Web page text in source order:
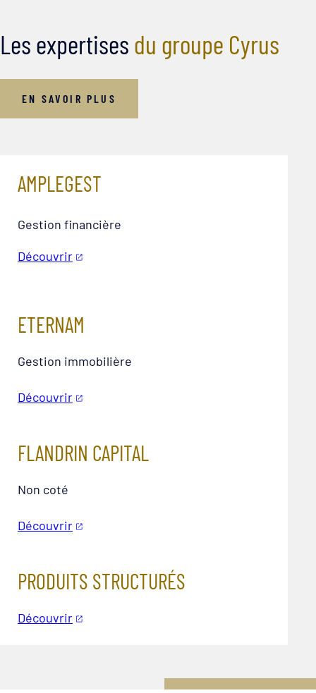
Les expertises du groupe Cyrus
EN SAVOIR PLUS
AMPLEGEST
Gestion financière
Découvrir
ETERNAM
Gestion immobilière
Découvrir
FLANDRIN CAPITAL
Non coté
Découvrir
PRODUITS STRUCTURÉS
Découvrir